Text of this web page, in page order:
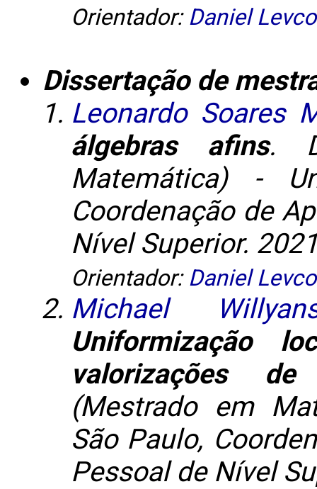
Orientador: Daniel
Dissertação de
Leonardo Soares
álgebras afins.
Matemática) -
Coordenação de
Nível Superior.
Orientador: Daniel
Michael
Uniformização
valorizações
(Mestrado em
São Paulo,
Pessoal de Nível